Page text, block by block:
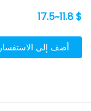
$ 11.8~17.5
أضف إلى الاستفسار